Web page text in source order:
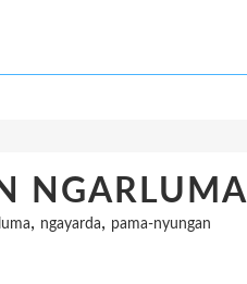
NGARLUMA
, ngayarda, pama-nyungan